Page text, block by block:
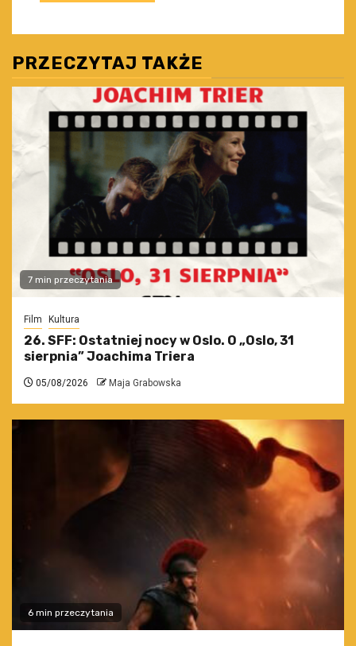
PRZECZYTAJ TAKŻE
7 min przeczytania
Film Kultura
26. SFF: Ostatniej nocy w Oslo. O „Oslo, 31
sierpnia” Joachima Triera
05/08/2026 Maja Grabowska
6 min przeczytania